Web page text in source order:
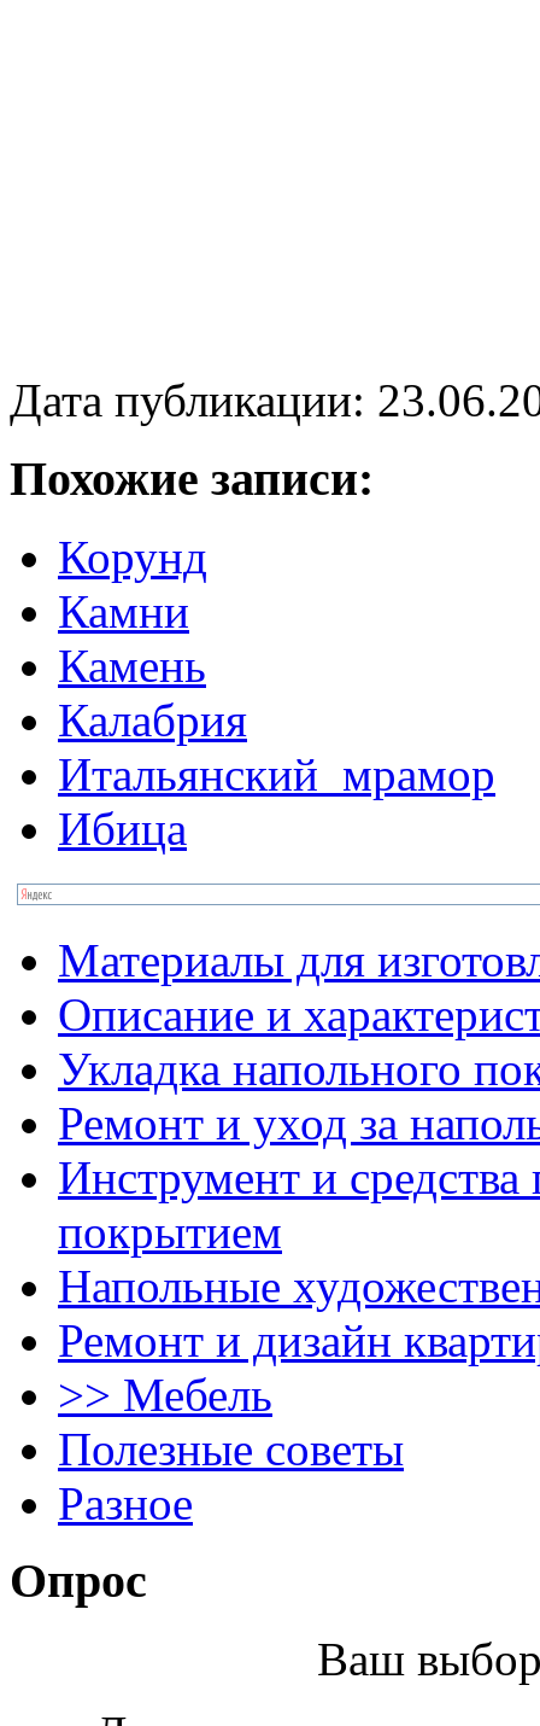
Дата публикации:
Похожие записи:
Корунд
Камни
Камень
Калабрия
Итальянский_мрамор
Ибица
Материалы для
Описание и
Укладка напольного
Ремонт и уход за
Инструмент и
покрытием
Напольные
Ремонт и дизайн
>> Мебель
Полезные советы
Разное
Опрос
Ваш выбор